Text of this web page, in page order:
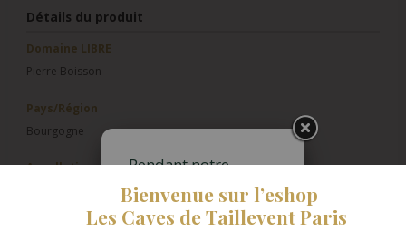
Bienvenue sur l’eshop
Les Caves de Taillevent Paris
Détails du produit
Domaine LIBRE
Pierre Boisson
Pays/Région
Bourgogne
Appellation
Pendant notre
fermeture estivale,
vous pouvez
continuer à passer